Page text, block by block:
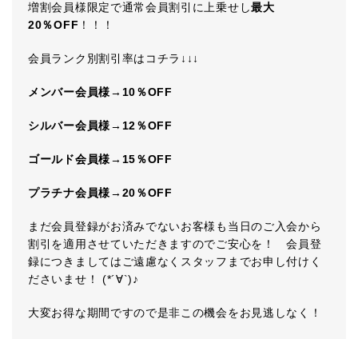
増割会員様限定で通常会員割引に上乗せし最大
20％OFF ！！！
会員ランク別割引率はコチラ↓↓↓
メンバー会員様→10％OFF
シルバー会員様→12％OFF
ゴールド会員様→15％OFF
プラチナ会員様→20％OFF
まだ会員登録がお済みでないお客様も当日のご入会から
割引を適用させていただきますのでご安心を！ 会員登
録につきましてはご遠慮なくスタッフまでお申し付けく
ださいませ！ (*´∀`)♪
大変お得な期間ですので是非この機会をお見逃しなく！